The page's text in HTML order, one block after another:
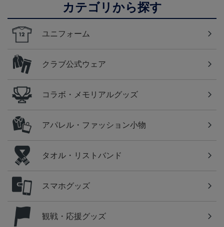
カテゴリから探す
ユニフォーム
クラブ公式ウェア
コラボ・メモリアルグッズ
アパレル・ファッション小物
タオル・リストバンド
スマホグッズ
観戦・応援グッズ